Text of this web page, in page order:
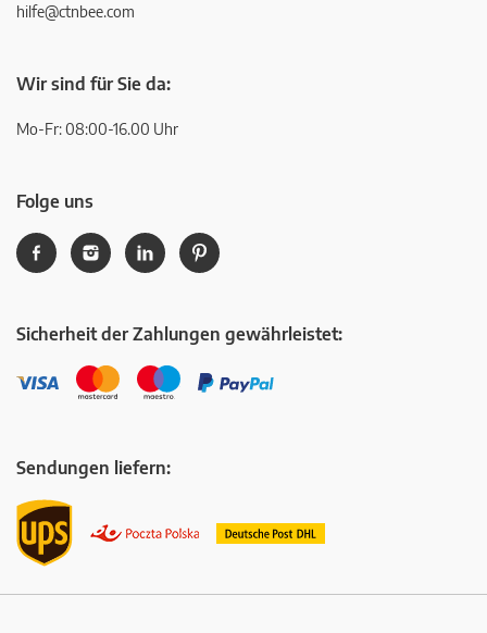
hilfe@ctnbee.com
Wir sind für Sie da:
Mo-Fr: 08:00-16.00 Uhr
Folge uns
Sicherheit der Zahlungen gewährleistet:
Sendungen liefern: